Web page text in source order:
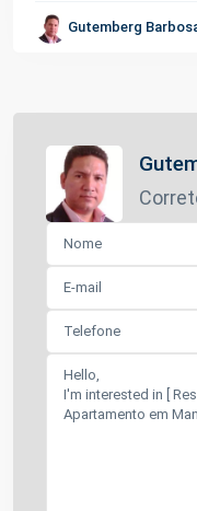
Gutemberg